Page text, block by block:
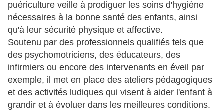
puériculture veille à prodiguer les soins d'hygiène
nécessaires à la bonne santé des enfants, ainsi
qu'à leur sécurité physique et affective.
Soutenu par des professionnels qualifiés tels que
des psychomotriciens, des éducateurs, des
infirmiers ou encore des intervenants en éveil par
exemple, il met en place des ateliers pédagogiques
et des activités ludiques qui visent à aider l'enfant à
grandir et à évoluer dans les meilleures conditions.